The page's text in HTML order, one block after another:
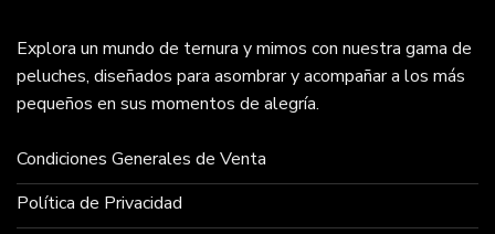
Explora un mundo de ternura y mimos con nuestra gama de
peluches, diseñados para asombrar y acompañar a los más
pequeños en sus momentos de alegría.
Condiciones Generales de Venta
Política de Privacidad